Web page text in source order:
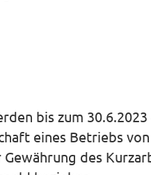
bis zum
eines Betriebs
des